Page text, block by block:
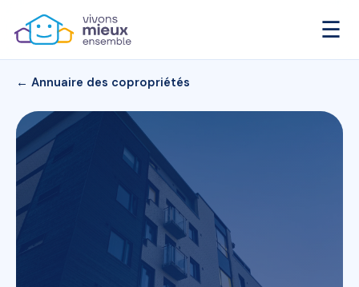
☰
← Annuaire des copropriétés